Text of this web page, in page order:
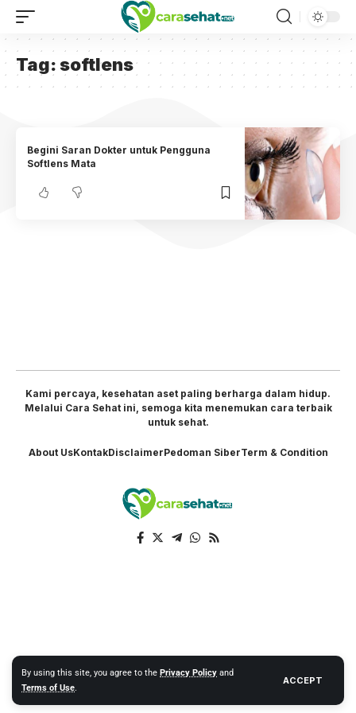
By using this site, you agree to the Privacy Policy and
Terms of Use.
ACCEPT
Tag:softlens
Begini Saran Dokter untuk Pengguna
Softlens Mata
Kami percaya, kesehatan aset paling berharga dalam hidup.
Melalui Cara Sehat ini, semoga kita menemukan cara terbaik
untuk sehat.
About UsKontakDisclaimerPedoman SiberTerm & Condition